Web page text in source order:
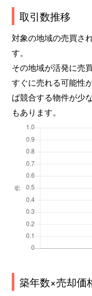
取引数推移
対象の地域の売買さ
す。
その地域が活発に売
すぐに売れる可能性
ば競合する物件が少
もあります。
築年数×売却価